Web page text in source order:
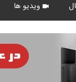
ویدیو ها